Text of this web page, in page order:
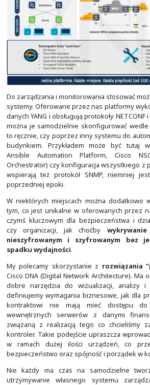
w jednej sieci warstwy drugiej.
ten sposób również
Wprowadza to prawdziwą
Oprócz makro segmentacji i
bardzo często stosowana jest
bardzo granularnie
urządzeniami w ramach tej
Do zarządzania i monitorowania
systemy. Oferowane przez nas
danych YANG i obsługują protokoły
można je samodzielnie
to ręcznie, czy poprzez inny
budynkiem. Przykładem może
Ansible Automation Platform,
Orchestrator) czy konfiguracja
wspierają też protokół SNMP,
poprzedniej epoki.